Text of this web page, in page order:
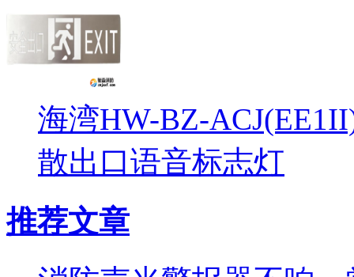
海湾HW-BZ-
散出口语音标志灯
推荐文章